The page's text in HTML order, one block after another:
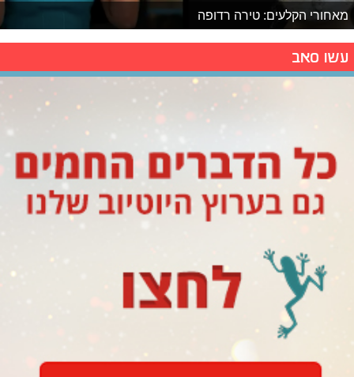
מאחורי הקלעים: טירה רדופה
עשו סאב